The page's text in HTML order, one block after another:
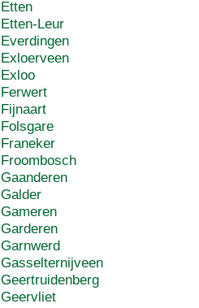
Etten
Etten-Leur
Everdingen
Exloerveen
Exloo
Ferwert
Fijnaart
Folsgare
Franeker
Froombosch
Gaanderen
Galder
Gameren
Garderen
Garnwerd
Gasselternijveen
Geertruidenberg
Geervliet